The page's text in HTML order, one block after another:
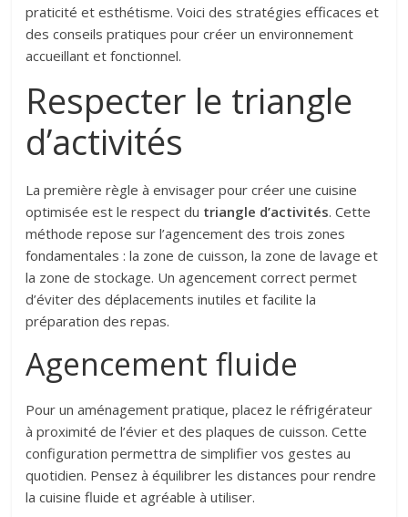
praticité et esthétisme. Voici des stratégies efficaces et
des conseils pratiques pour créer un environnement
accueillant et fonctionnel.
Respecter le triangle
d’activités
La première règle à envisager pour créer une cuisine
optimisée est le respect du triangle d’activités. Cette
méthode repose sur l’agencement des trois zones
fondamentales : la zone de cuisson, la zone de lavage et
la zone de stockage. Un agencement correct permet
d’éviter des déplacements inutiles et facilite la
préparation des repas.
Agencement fluide
Pour un aménagement pratique, placez le réfrigérateur
à proximité de l’évier et des plaques de cuisson. Cette
configuration permettra de simplifier vos gestes au
quotidien. Pensez à équilibrer les distances pour rendre
la cuisine fluide et agréable à utiliser.